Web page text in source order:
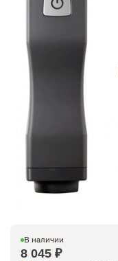
В наличии
8 045 ₽